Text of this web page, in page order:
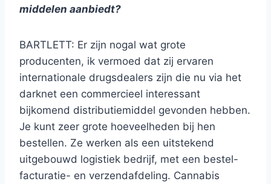
middelen aanbiedt?
BARTLETT: Er zijn nogal wat grote
producenten, ik vermoed dat zij ervaren
internationale drugsdealers zijn die nu via het
darknet een commercieel interessant
bijkomend distributiemiddel gevonden hebben.
Je kunt zeer grote hoeveelheden bij hen
bestellen. Ze werken als een uitstekend
uitgebouwd logistiek bedrijf, met een bestel-
facturatie- en verzendafdeling. Cannabis